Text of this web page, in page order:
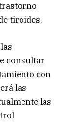
tiroides.
consultar
con
las
las